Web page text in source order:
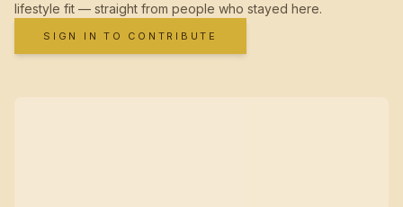
lifestyle fit — straight from people who stayed here.
SIGN IN TO CONTRIBUTE